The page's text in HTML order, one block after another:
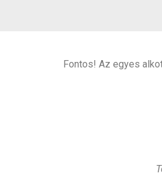
Fontos! Az egyes